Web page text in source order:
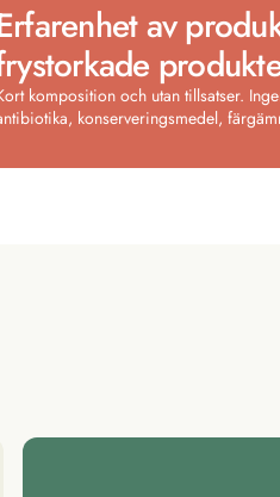
av
komposition och utan tillsatser.
konserveringsmedel,